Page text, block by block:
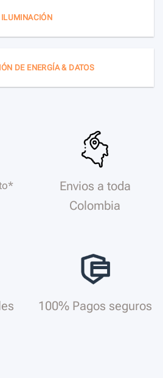
ILUMINACIÓN
DE ENERGÍA & DATOS
Envios a toda
Colombia
100% Pagos seguros